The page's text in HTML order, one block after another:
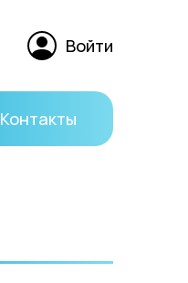
Войти
Контакты